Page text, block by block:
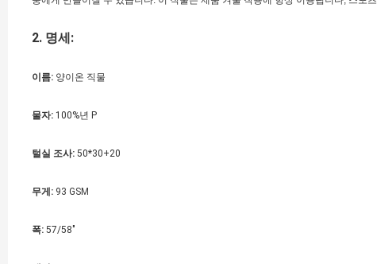
2. 명세:
이름: 양이온 직물
물자: 100%년 P
털실 조사: 50*30+20
무게: 93 GSM
폭: 57/58"